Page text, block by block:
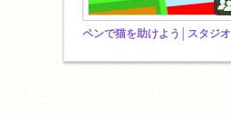
ペンで猫を助けよう│スタジオ